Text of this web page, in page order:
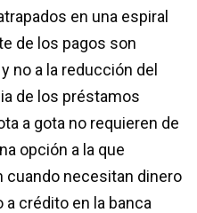
en una espiral
de los pagos son
no a la reducción del
de los préstamos
a gota no requieren de
opción a la que
necesitan dinero
crédito en la banca